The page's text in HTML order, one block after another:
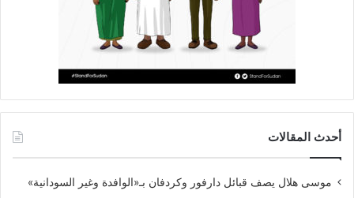
أحدث المقالات
موسى هلال يصف قبائل دارفور وكردفان بـ«الوافدة وغير السودانية»